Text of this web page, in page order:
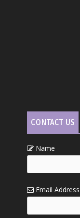
CONTACT US
Name
Email Address